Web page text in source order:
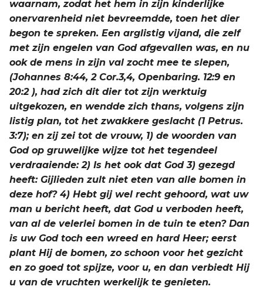
1 Thessalonicenzen
2 Thessalonicenzen
1 Timótheüs
2 Timótheüs
Titus
Filémon
Hebreeën
Jakobus
1 Petrus
2 Petrus
waarnam, zodat het hem in zijn kinderlijke
onervarenheid niet bevreemdde, toen het dier
begon te spreken. Een arglistig vijand, die zelf
met zijn engelen van God afgevallen was, en nu
ook de mens in zijn val zocht mee te slepen,
(Johannes 8:44, 2 Cor.3,4, Openbaring. 12:9 en
20:2 ), had zich dit dier tot zijn werktuig
uitgekozen, en wendde zich thans, volgens zijn
listig plan, tot het zwakkere geslacht (1 Petrus.
3:7); en zij zei tot de vrouw, 1) de woorden van
God op gruwelijke wijze tot het tegendeel
verdraaiende: 2) Is het ook dat God 3) gezegd
heeft: Gijlieden zult niet eten van alle bomen in
deze hof? 4) Hebt gij wel recht gehoord, wat uw
man u bericht heeft, dat God u verboden heeft,
van al de velerlei bomen in de tuin te eten? Dan
is uw God toch een wreed en hard Heer; eerst
plant Hij de bomen, zo schoon voor het gezicht
en zo goed tot spijze, voor u, en dan verbiedt Hij
u van de vruchten werkelijk te genieten.